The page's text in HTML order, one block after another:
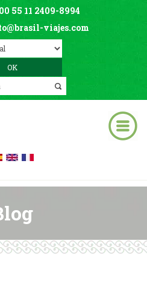
00 55 11 2409-8994
viajes.com